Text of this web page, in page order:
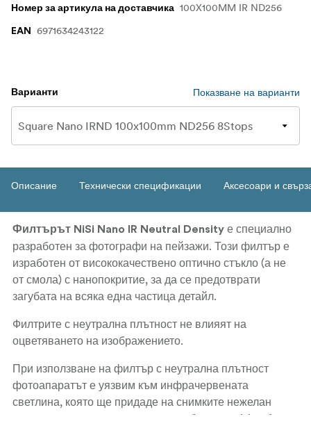
Номер за артикула на доставчика 100X100MM IR ND256
EAN 6971634243122
Варианти Показване на варианти
Описание Технически спецификации Аксесоари и
Филтърът NiSi Nano IR Neutral Density е специално
разработен за фотографи на пейзажи. Този филтър е
изработен от висококачествено оптично стъкло (а не
от смола) с нанопокритие, за да се предотврати
загубата на всяка една частица детайл.
Филтрите с неутрална плътност не влияят на
оцветяването на изображението.
При използване на филтър с неутрална плътност
фотоапаратът е уязвим към инфрачервената
светлина, която ще придаде на снимките нежелан
червен цвят при снимане с малка бленда. Nisi добавя